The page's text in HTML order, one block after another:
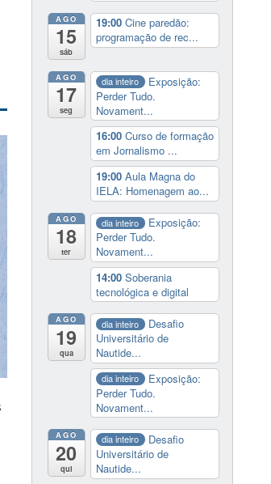
AGO
15
sáb
19:00 Cine paredão:
programação de rec...
AGO
17
seg
dia inteiro
Exposição:
Perder Tudo.
Novament...
16:00 Curso de formação
em Jornalismo ...
19:00 Aula Magna do
IELA: Homenagem ao...
AGO
18
ter
dia inteiro
Exposição:
Perder Tudo.
Novament...
14:00 Soberania
tecnológica e digital
AGO
19
qua
dia inteiro
Desafio
Universitário de
Nautide...
dia inteiro
Exposição:
Perder Tudo.
Novament...
AGO
20
qui
dia inteiro
Desafio
Universitário de
Nautide...